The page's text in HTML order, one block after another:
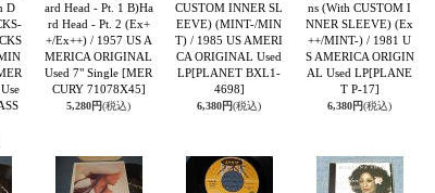
D
ard Head - Pt. 1 B)Ha
rd Head - Pt. 2 (Ex+
+/Ex++) / 1957 US A
MERICA ORIGINAL
Used 7" Single [MER
CURY 71078X45]
5,280円(税込)
CUSTOM INNER SL
EEVE) (MINT-/MIN
T) / 1985 US AMERI
CA ORIGINAL Used
LP[PLANET BXL1-
4698]
6,380円(税込)
ns (With CUSTOM I
NNER SLEEVE) (Ex
++/MINT-) / 1981 U
S AMERICA ORIGIN
AL Used LP[PLANE
T P-17]
6,380円(税込)